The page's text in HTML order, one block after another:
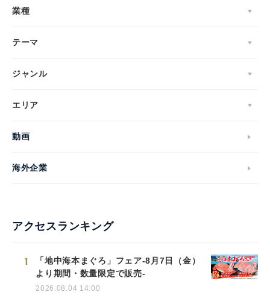
業種
テーマ
ジャンル
エリア
動画
海外企業
アクセスランキング
1
「地中海本まぐろ」フェア-8月7日（金）
より期間・数量限定で販売-
2026.08.04 14:00